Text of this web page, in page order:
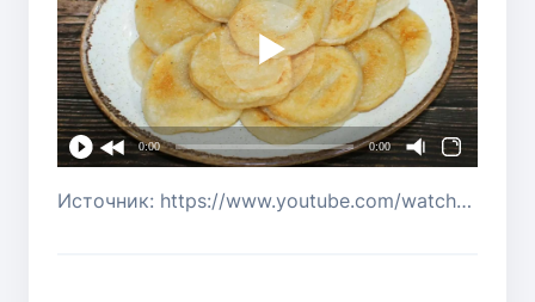
0:00 0:00
Источник: https://www.youtube.com/watch?v=Xkns62BzpXE